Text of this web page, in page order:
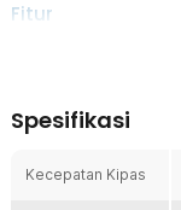
Fitur
Kipas Turbo 13000
dan stabil.
ini membuat kipas
komuter, konser,
Spesifikasi
Kecepatan Kipas